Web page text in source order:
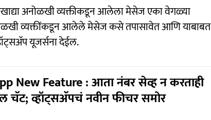
अनोळखी व्यक्तीकडून आलेला मेसेज एका वेगळ्या
व्यक्तींकडून आलेले मेसेज कसे तपासावेत आणि याबाबत
यूजर्सना देईल.
New Feature : आता नंबर सेव्ह न करताही
चॅट; व्हॉट्सअ‍ॅपचं नवीन फीचर समोर